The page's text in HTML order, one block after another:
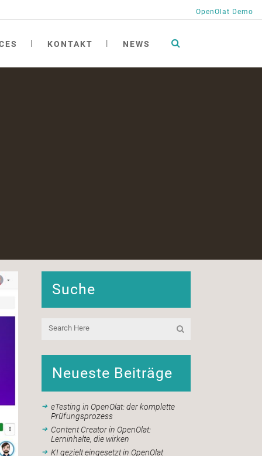
OpenOlat Demo
KONTAKT NEWS
Suche
Neueste Beiträge
eTesting in OpenOlat: der komplette
Prüfungsprozess
Content Creator in OpenOlat:
Lerninhalte, die wirken
KI gezielt eingesetzt in OpenOlat